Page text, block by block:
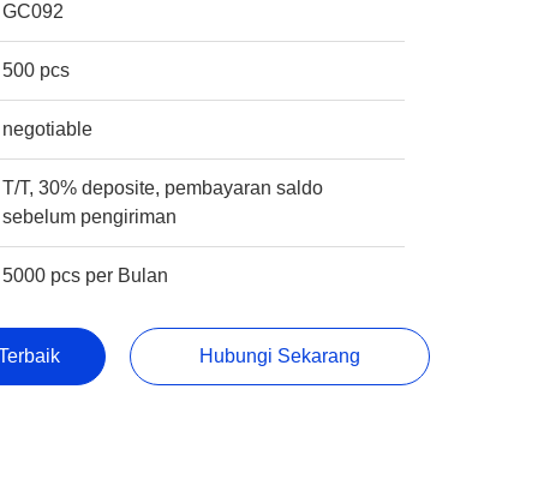
GC092
500 pcs
negotiable
T/T, 30% deposite, pembayaran saldo
sebelum pengiriman
5000 pcs per Bulan
Hubungi Sekarang